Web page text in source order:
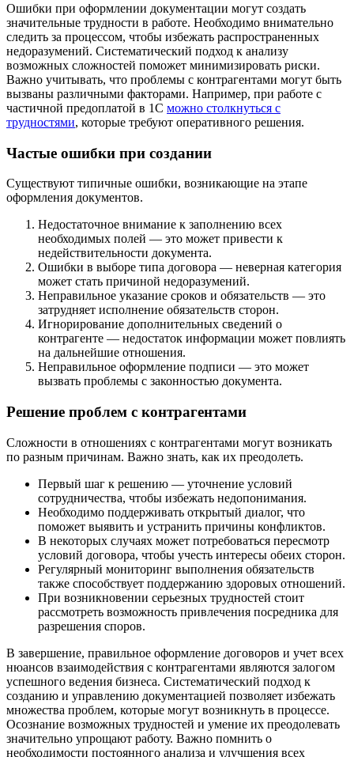
Ошибки при оформлении документации могут создать
значительные трудности в работе. Необходимо внимательно
следить за процессом, чтобы избежать распространенных
недоразумений. Систематический подход к анализу
возможных сложностей поможет минимизировать риски.
Важно учитывать, что проблемы с контрагентами могут быть
вызваны различными факторами. Например, при работе с
частичной предоплатой в 1С можно столкнуться с
трудностями, которые требуют оперативного решения.
Частые ошибки при создании
Существуют типичные ошибки, возникающие на этапе
оформления документов.
Недостаточное внимание к заполнению всех
необходимых полей — это может привести к
недействительности документа.
Ошибки в выборе типа договора — неверная категория
может стать причиной недоразумений.
Неправильное указание сроков и обязательств — это
затрудняет исполнение обязательств сторон.
Игнорирование дополнительных сведений о
контрагенте — недостаток информации может повлиять
на дальнейшие отношения.
Неправильное оформление подписи — это может
вызвать проблемы с законностью документа.
Решение проблем с контрагентами
Сложности в отношениях с контрагентами могут возникать
по разным причинам. Важно знать, как их преодолеть.
Первый шаг к решению — уточнение условий
сотрудничества, чтобы избежать недопонимания.
Необходимо поддерживать открытый диалог, что
поможет выявить и устранить причины конфликтов.
В некоторых случаях может потребоваться пересмотр
условий договора, чтобы учесть интересы обеих сторон.
Регулярный мониторинг выполнения обязательств
также способствует поддержанию здоровых отношений.
При возникновении серьезных трудностей стоит
рассмотреть возможность привлечения посредника для
разрешения споров.
В завершение, правильное оформление договоров и учет всех
нюансов взаимодействия с контрагентами являются залогом
успешного ведения бизнеса. Систематический подход к
созданию и управлению документацией позволяет избежать
множества проблем, которые могут возникнуть в процессе.
Осознание возможных трудностей и умение их преодолевать
значительно упрощают работу. Важно помнить о
необходимости постоянного анализа и улучшения всех